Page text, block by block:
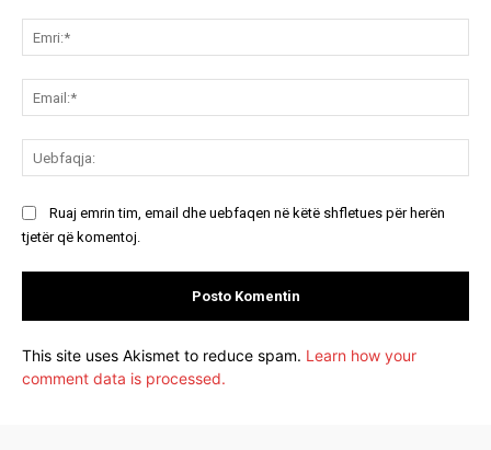
Ruaj emrin tim, email dhe uebfaqen në këtë shfletues për herën
tjetër që komentoj.
This site uses Akismet to reduce spam. Learn how your
comment data is processed.